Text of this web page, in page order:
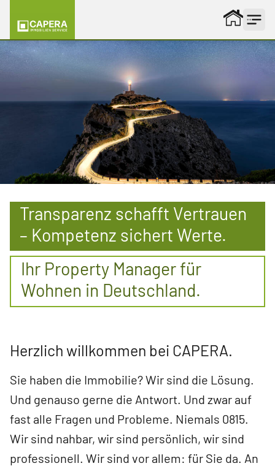
Transparenz schafft Vertrauen
– Kompetenz sichert Werte.
Ihr Property Manager für
Wohnen in Deutschland.
Herzlich willkommen bei CAPERA.
Sie haben die Immobilie? Wir sind die Lösung.
Und genauso gerne die Antwort. Und zwar auf
fast alle Fragen und Probleme. Niemals 0815.
Wir sind nahbar, wir sind persönlich, wir sind
professionell. Wir sind vor allem: für Sie da. An